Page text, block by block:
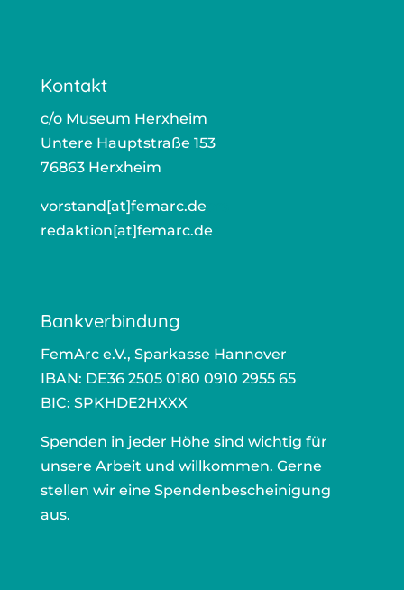
Kontakt
c/o Museum Herxheim
Untere Hauptstraße 153
76863 Herxheim
vorstand[at]femarc.de
redaktion[at]femarc.de
Bankverbindung
FemArc e.V., Sparkasse Hannover
IBAN: DE36 2505 0180 0910 2955 65
BIC: SPKHDE2HXXX
Spenden in jeder Höhe sind wichtig für
unsere Arbeit und willkommen. Gerne
stellen wir eine Spendenbescheinigung
aus.